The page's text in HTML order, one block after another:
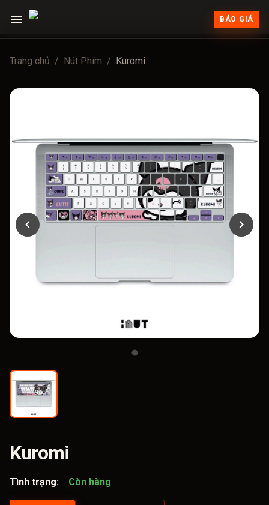
BÁO GIÁ
Trang chủ / Nút Phím / Kuromi
Kuromi
Tình trạng: Còn hàng